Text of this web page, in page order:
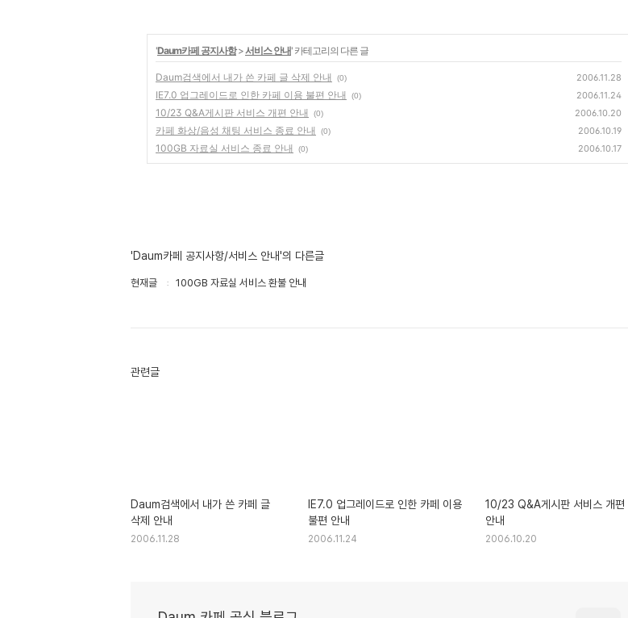
'Daum카페 공지사항>서비스 안내' 카테고리의 다른 글
Daum검색에서 내가 쓴 카페 글 삭제 안내 (0) 2006.11.28
IE7.0 업그레이드로 인한 카페 이용 불편 안내 (0) 2006.11.24
10/23 Q&A게시판 서비스 개편 안내 (0) 2006.10.20
카페 화상/음성 채팅 서비스 종료 안내 (0) 2006.10.19
100GB 자료실 서비스 종료 안내 (0) 2006.10.17
'Daum카페 공지사항/서비스 안내'의 다른글
현재글 100GB 자료실 서비스 환불 안내
관련글
Daum검색에서 내가 쓴 카페 글
삭제 안내
2006.11.28
IE7.0 업그레이드로 인한 카페 이용
불편 안내
2006.11.24
10/23 Q&A게시판 서비스 개편
안내
2006.10.20